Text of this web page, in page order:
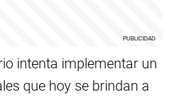
intenta implementar un
que hoy se brindan a